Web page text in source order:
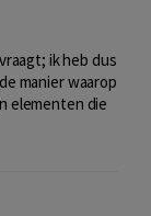
ik heb dus
manier waarop
elementen die